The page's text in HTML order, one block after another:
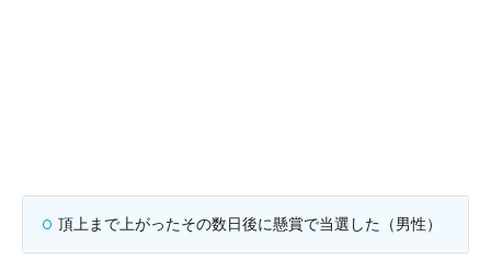
頂上まで上がったその数日後に懸賞で当選した（男性）